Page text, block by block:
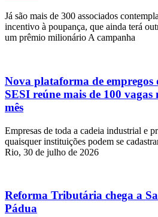
Já são mais de 300 associados
incentivo à poupança, que ainda terá
um prêmio milionário A campanha
Nova plataforma de
SESI reúne mais de 100
mês
Empresas de toda a cadeia industrial e
quaisquer instituições podem se
Rio, 30 de julho de 2026
Reforma Tributária chega a
Pádua